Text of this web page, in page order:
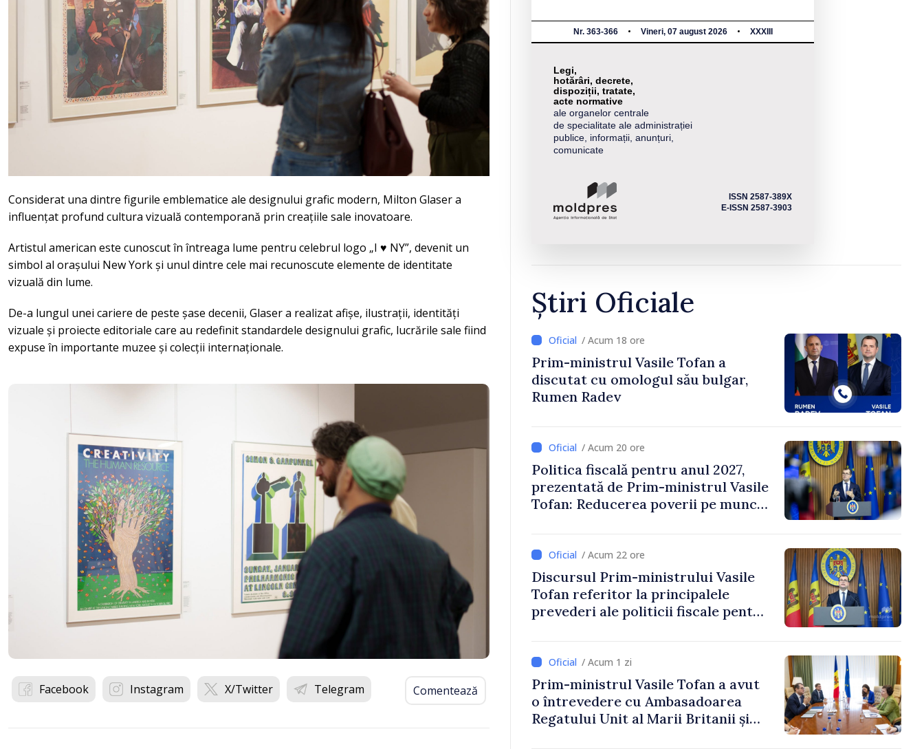
Considerat una dintre figurile emblematice ale designului grafic modern, Milton Glaser a
influențat profund cultura vizuală contemporană prin creațiile sale inovatoare.
Artistul american este cunoscut în întreaga lume pentru celebrul logo „I ♥ NY”, devenit un
simbol al orașului New York și unul dintre cele mai recunoscute elemente de identitate
vizuală din lume.
De-a lungul unei cariere de peste șase decenii, Glaser a realizat afișe, ilustrații, identități
vizuale și proiecte editoriale care au redefinit standardele designului grafic, lucrările sale fiind
expuse în importante muzee și colecții internaționale.
Facebook Instagram X/Twitter Telegram Comentează
Nr. 363-366 Vineri, 07 august 2026 XXXIII
Legi,
hotărâri, decrete,
dispoziții, tratate,
acte normative
ale organelor centrale
de specialitate ale administrației
publice, informații, anunțuri,
comunicate
ISSN 2587-389X
E-ISSN 2587-3903
Știri Oficiale
/ Acum 18 ore
Prim-ministrul Vasile Tofan a
discutat cu omologul său bulgar,
Rumen Radev
/ Acum 20 ore
Politica fiscală pentru anul 2027,
prezentată de Prim-ministrul Vasile
Tofan: Reducerea poverii pe muncă,
/ Acum 22 ore
Discursul Prim-ministrului Vasile
Tofan referitor la principalele
prevederi ale politicii fiscale pentru
/ Acum 1 zi
Prim-ministrul Vasile Tofan a avut
o întrevedere cu Ambasadoarea
Regatului Unit al Marii Britanii și